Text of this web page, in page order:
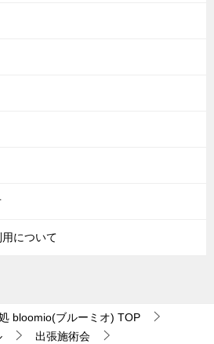
について
bloomio(ブルーミオ) TOP
出張施術会